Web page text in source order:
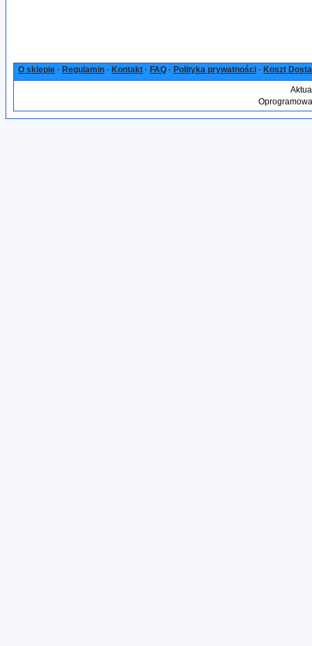
O sklepie · Regulamin · Kontakt · FAQ · Polityka prywatności · Koszt